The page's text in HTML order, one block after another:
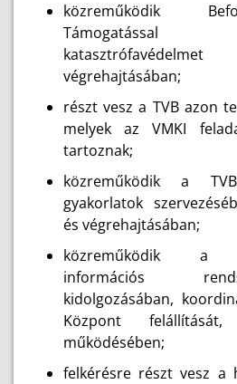
közreműködik
Támogatással
végrehajtásában;
részt vesz a TVB azon
melyek az VMKI
tartoznak;
közreműködik a
gyakorlatok
és végrehajtásában;
közreműködik a
információs
kidolgozásában,
Központ
működésében;
felkérésre részt vesz a